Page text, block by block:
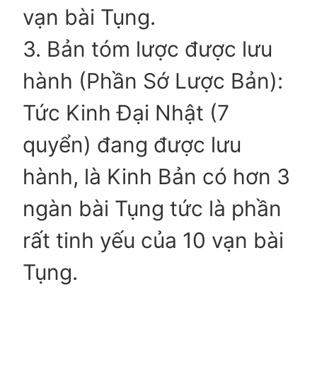
vạn bài Tụng.
3. Bản tóm lược được lưu
hành (Phần Sớ Lược Bản):
Tức Kinh Đại Nhật (7
quyển) đang được lưu
hành, là Kinh Bản có hơn 3
ngàn bài Tụng tức là phần
rất tinh yếu của 10 vạn bài
Tụng.